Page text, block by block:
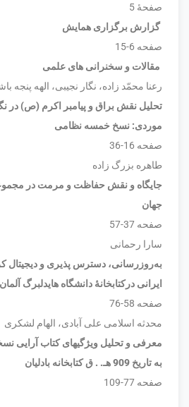
صفحۀ 5
گزارش برگزاری همایش
صفحه 6-15
مقالات و سخنرانی های علمی
رعنا محمّد زاده، نگار نجیبی، الهه پنجه
تحلیل نقش براق و پیامبر اکرم (ص) در
موردی: نسخ خمسه نظامی
صفحه 16-36
طاهره بزرگ زاده
جایگاه و نقش حفاظت و مرمت در
جهان
صفحه 37-57
سارا رحمانی
به‌روزرسانی، دسترس پذیری و
ایرانی درکتابخانۀ دانشگاه هایدلبرگ آلمان
صفحه 58-76
محدثه اسلامی علی آبادی، الهام لشکری
معرفی و تحلیل ویژگیهای کتاب
به تاریخ 909 هـ. . ق کتابخانه بادلیان
صفحه 77-109